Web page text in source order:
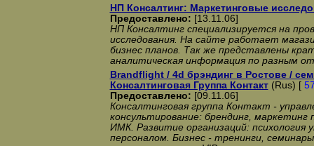
НП Консалтинг: Маркетинговые
Предоставлено: [13.11.06]
НП Консалтинг специализируется на
исследования. На сайте работает
бизнес планов. Так же представлены
аналитическая информация по разным
Brandflight / 4d брэндинг в Ростове /
Консалтинговая Группа Контакт(Rus) [
Предоставлено: [09.11.06]
Консалтинговая группа Контакт -
консультирование: брендинг,
ИМК. Развитие организаций: психология
персоналом. Бизнес - тренинги,